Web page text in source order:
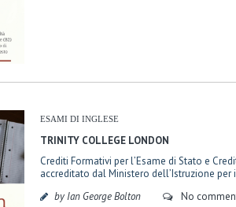
ESAMI DI INGLESE
TRINITY COLLEGE LONDON
Crediti Formativi per l’Esame di Stato e
accreditato dal Ministero dell’Istruzione per
by Ian George Bolton
No